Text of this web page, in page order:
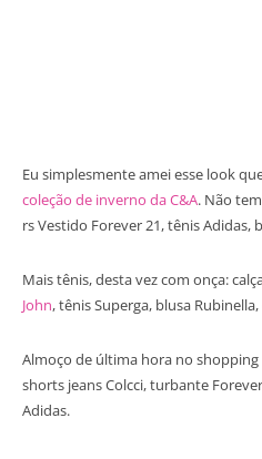
Eu simplesmente amei esse look
coleção de inverno da C&A. Não
rs Vestido Forever 21, tênis Adidas,
Mais tênis, desta vez com onça:
John, tênis Superga, blusa
Almoço de última hora no
shorts jeans Colcci, turbante
Adidas.